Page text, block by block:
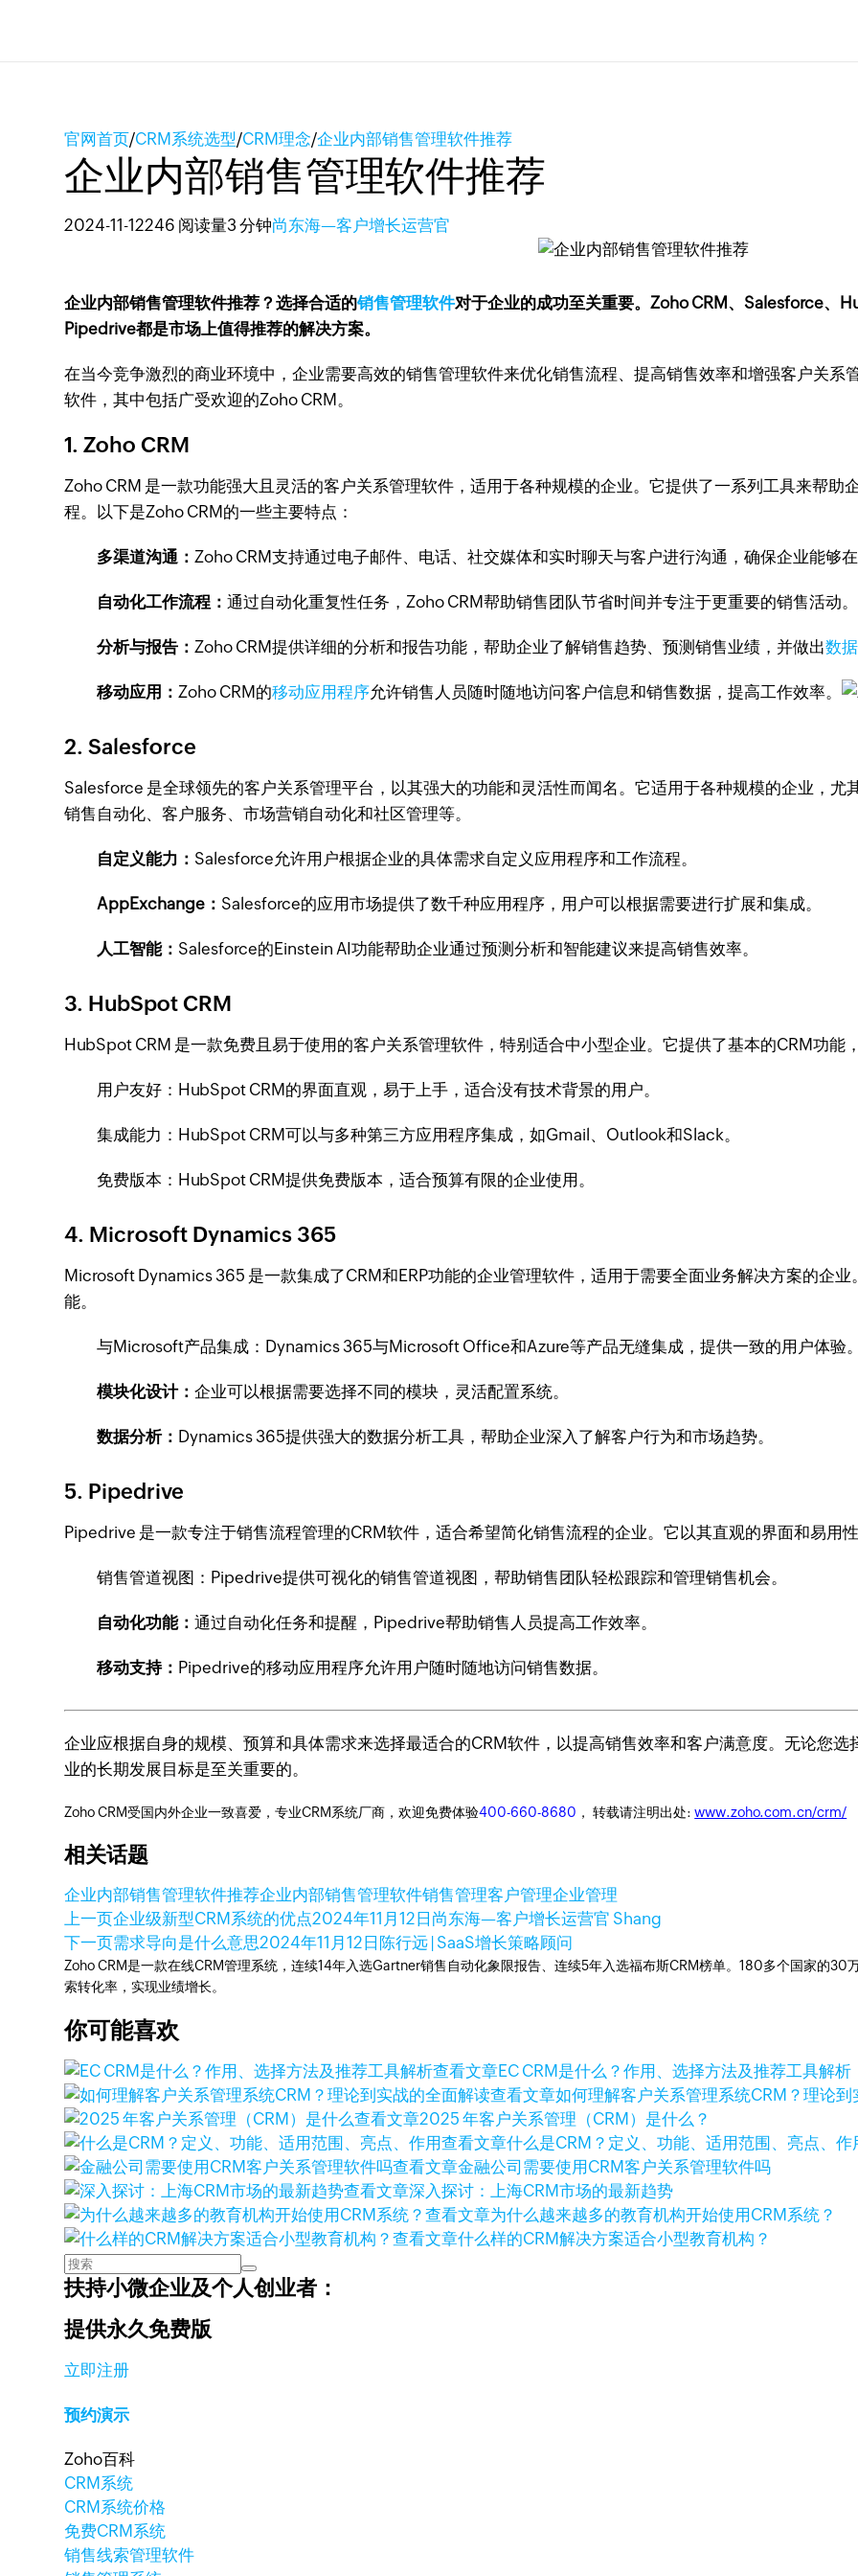
官网首页/CRM系统选型/CRM理念/企业内部销售管理软件推荐
企业内部销售管理软件推荐
2024-11-12246 阅读量3 分钟尚东海—客户增长运营官
企业内部销售管理软件推荐？选择合适的销售管理软件对于企业的成功至关重要。Zoho CRM、Salesforce、
Pipedrive都是市场上值得推荐的解决方案。
在当今竞争激烈的商业环境中，企业需要高效的销售管理软件来优化销售流程、提高销售效率和增强客户关系
软件，其中包括广受欢迎的Zoho CRM。
1. Zoho CRM
Zoho CRM 是一款功能强大且灵活的客户关系管理软件，适用于各种规模的企业。它提供了一系列工具来帮助
程。以下是Zoho CRM的一些主要特点：
多渠道沟通：Zoho CRM支持通过电子邮件、电话、社交媒体和实时聊天与客户进行沟通，确保企业能够
自动化工作流程：通过自动化重复性任务，Zoho CRM帮助销售团队节省时间并专注于更重要的销售活动。
分析与报告：Zoho CRM提供详细的分析和报告功能，帮助企业了解销售趋势、预测销售业绩，并做出数
移动应用：Zoho CRM的移动应用程序允许销售人员随时随地访问客户信息和销售数据，提高工作效率。
2. Salesforce
Salesforce 是全球领先的客户关系管理平台，以其强大的功能和灵活性而闻名。它适用于各种规模的企业，
销售自动化、客户服务、市场营销自动化和社区管理等。
自定义能力： Salesforce允许用户根据企业的具体需求自定义应用程序和工作流程。
AppExchange： Salesforce的应用市场提供了数千种应用程序，用户可以根据需要进行扩展和集成。
人工智能： Salesforce的Einstein AI功能帮助企业通过预测分析和智能建议来提高销售效率。
3. HubSpot CRM
HubSpot CRM 是一款免费且易于使用的客户关系管理软件，特别适合中小型企业。它提供了基本的CRM功能
用户友好：HubSpot CRM的界面直观，易于上手，适合没有技术背景的用户。
集成能力：HubSpot CRM可以与多种第三方应用程序集成，如Gmail、Outlook和Slack。
免费版本：HubSpot CRM提供免费版本，适合预算有限的企业使用。
4. Microsoft Dynamics 365
Microsoft Dynamics 365 是一款集成了CRM和ERP功能的企业管理软件，适用于需要全面业务解决方案的企
能。
与Microsoft产品集成：Dynamics 365与Microsoft Office和Azure等产品无缝集成，提供一致的用户体验。
模块化设计：企业可以根据需要选择不同的模块，灵活配置系统。
数据分析： Dynamics 365提供强大的数据分析工具，帮助企业深入了解客户行为和市场趋势。
5. Pipedrive
Pipedrive 是一款专注于销售流程管理的CRM软件，适合希望简化销售流程的企业。它以其直观的界面和易用性
销售管道视图：Pipedrive提供可视化的销售管道视图，帮助销售团队轻松跟踪和管理销售机会。
自动化功能：通过自动化任务和提醒，Pipedrive帮助销售人员提高工作效率。
移动支持： Pipedrive的移动应用程序允许用户随时随地访问销售数据。
企业应根据自身的规模、预算和具体需求来选择最适合的CRM软件，以提高销售效率和客户满意度。无论您
业的长期发展目标是至关重要的。
Zoho CRM受国内外企业一致喜爱，专业CRM系统厂商，欢迎免费体验400-660-8680 ， 转载请注明出处:www.zoho.com.cn/crm/
相关话题
企业内部销售管理软件推荐企业内部销售管理软件销售管理客户管理企业管理
上一页企业级新型CRM系统的优点2024年11月12日 尚东海—客户增长运营官 Shang
下一页需求导向是什么意思2024年11月12日 陈行远 | SaaS增长策略顾问
Zoho CRM是一款在线CRM管理系统，连续14年入选Gartner销售自动化象限报告、连续5年入选福布斯CRM榜单。180多个国家的30
索转化率，实现业绩增长。
你可能喜欢
查看文章EC CRM是什么？作用、选择方法及推荐工具解析
查看文章如何理解客户关系管理系统CRM？理论
查看文章2025 年客户关系管理（CRM）是什么？
查看文章什么是CRM？定义、功能、适用范围、亮点、作
查看文章金融公司需要使用CRM客户关系管理软件吗
查看文章深入探讨：上海CRM市场的最新趋势
查看文章为什么越来越多的教育机构开始使用CRM系统？
查看文章什么样的CRM解决方案适合小型教育机构？
扶持小微企业及个人创业者：
提供永久免费版
立即注册
预约演示
Zoho百科
CRM系统
CRM系统价格
免费CRM系统
销售线索管理软件